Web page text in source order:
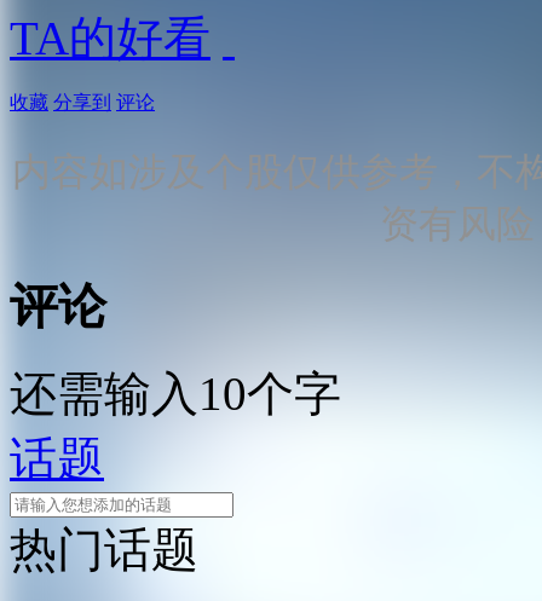
TA的好看
收藏 分享到 评论
内容如涉及个股仅供参考，不
资有风
评论
还需输入10个字
话题
热门话题